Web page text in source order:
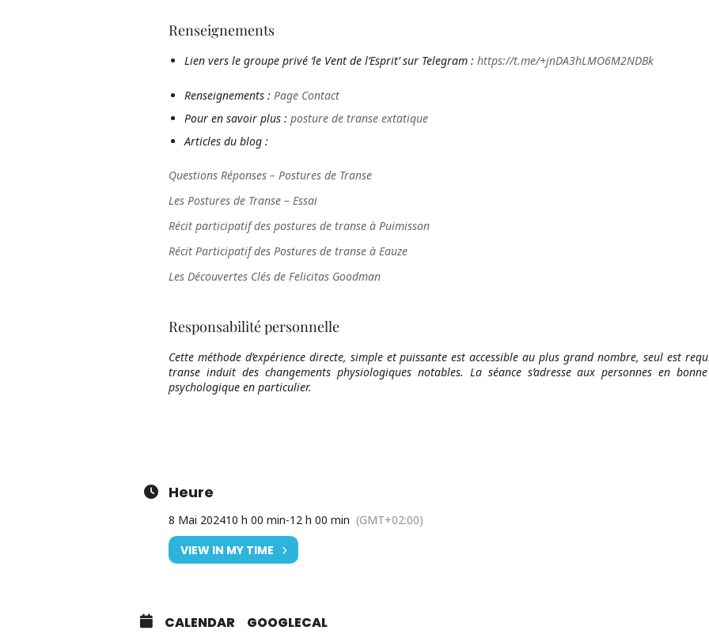
Renseignements
Lien vers le groupe privé ‘le Vent de l’Esprit’ sur Telegram : https://t.me/+jnDA3hLMO6M2NDBk
Renseignements : Page Contact
Pour en savoir plus : posture de transe extatique
Articles du blog :
Questions Réponses – Postures de Transe
Les Postures de Transe – Essai
Récit participatif des postures de transe à Puimisson
Récit Participatif des Postures de transe à Eauze
Les Découvertes Clés de Felicitas Goodman
Responsabilité personnelle
Cette méthode d’expérience directe, simple et puissante est accessible au plus grand nombre, seul est
transe induit des changements physiologiques notables. La séance s’adresse aux personnes en
psychologique en particulier.
Heure
8 Mai 202410 h 00 min-12 h 00 min (GMT+02:00)
VIEW IN MY TIME
CALENDAR GOOGLECAL